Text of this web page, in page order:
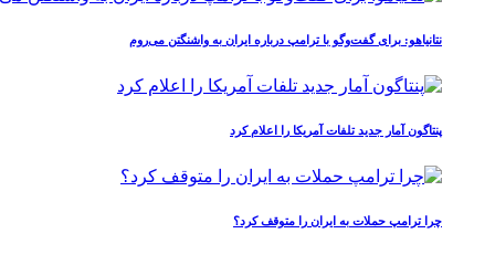
نتانیاهو: برای گفت‌وگو با ترامپ درباره ایران به واشنگتن می‌روم
پنتاگون آمار جدید تلفات آمریکا را اعلام کرد
چرا ترامپ حملات به ایران را متوقف کرد؟